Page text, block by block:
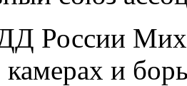
России
камерах и